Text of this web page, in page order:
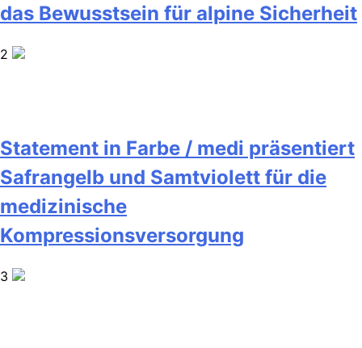
das Bewusstsein für alpine Sicherheit
2
Statement in Farbe / medi präsentiert
Safrangelb und Samtviolett für die
medizinische
Kompressionsversorgung
3